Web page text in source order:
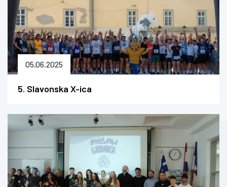
05.06.2025
5. Slavonska X-ica